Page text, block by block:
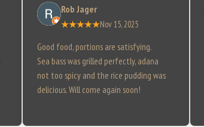
Rob Jager
★★★★★Nov 15, 2025
Good food, portions are satisfying.
Sea bass was grilled perfectly, adana
not too spicy and the rice pudding was
delicious. Will come again soon!